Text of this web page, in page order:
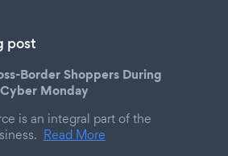
post
Border Shoppers During
Monday
is an integral part of the
Read More